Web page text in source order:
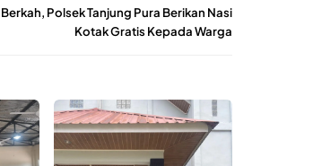
Polsek Tanjung Pura Berikan Nasi
Kotak Gratis Kepada Warga